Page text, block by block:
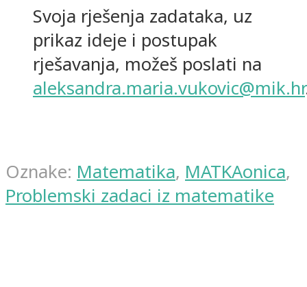
Svoja rješenja zadataka, uz
prikaz ideje i postupak
rješavanja, možeš poslati na
aleksandra.maria.vukovic@mik.hr
Oznake: Matematika, MATKAonica,
Problemski zadaci iz matematike